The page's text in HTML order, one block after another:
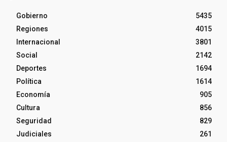
Gobierno
5435
Regiones
4015
Internacional
3801
Social
2142
Deportes
1694
Política
1614
Economía
905
Cultura
856
Seguridad
829
Judiciales
261